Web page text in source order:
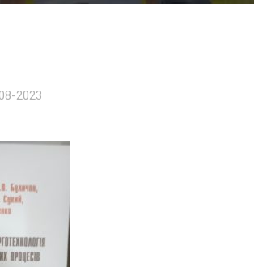
2023